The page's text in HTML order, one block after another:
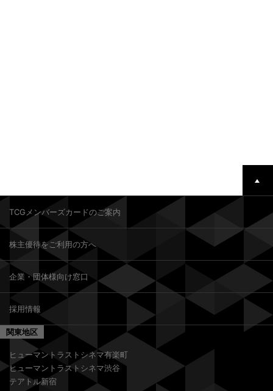
TCGメンバーズカードのご案内
株主優待をご利用の方へ
企業・団体様向け窓口
採用情報
関東地区
ヒューマントラストシネマ有楽町
ヒューマントラストシネマ渋谷
テアトル新宿